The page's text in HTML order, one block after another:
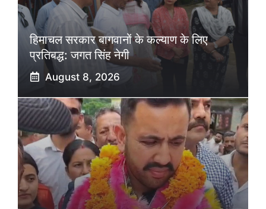
हिमाचल सरकार बागवानों के कल्याण के लिए
प्रतिबद्ध: जगत सिंह नेगी
August 8, 2026